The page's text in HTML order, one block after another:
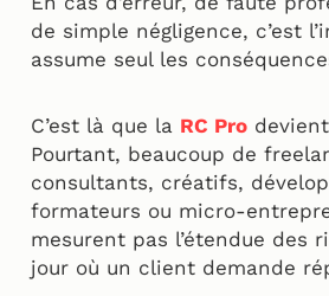
de simple négligence, c’est
assume seul les
C’est là que la RC Pro
Pourtant, beaucoup de
consultants, créatifs,
formateurs ou micro-
mesurent pas l’étendue des
jour où un client demande